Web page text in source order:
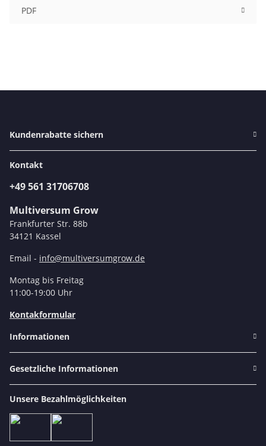
PDF
Kundenrabatte sichern
Kontakt
+49 561 31706708
Multiversum Grow
Frankfurter Str. 88b
34121 Kassel
Email - info@multiversumgrow.de
Montag bis Freitag
11:00-19:00 Uhr
Kontakformular
Informationen
Gesetzliche Informationen
Unsere Bezahlmöglichkeiten